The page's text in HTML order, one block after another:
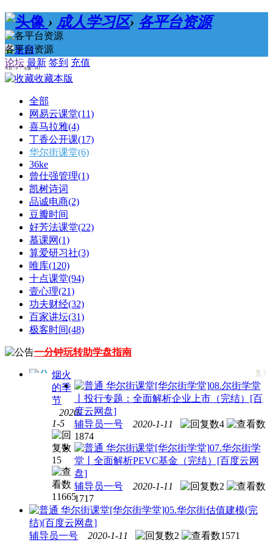
› 成人学习区› 各平台资源
论坛 最新 签到 充值
各平台资源
今日：0 / 主题：411
收藏本版
全部
网易云课堂(11)
喜马拉雅(4)
丁香公开课(17)
华尔街课堂(6)
36ke
曾仕强管理(1)
凯树诗词
品诚电商(2)
豆瓣时间
好芳法课堂(22)
慕课网(1)
算爱研习社(3)
唯库(120)
十点课堂(94)
壹心理(21)
功夫财经(32)
百家讲坛(31)
极客时间(48)
一分钟玩转助学盘指南
[50.79G]
烟火
的季
节
2020-
1-5
15
11665
华尔街课堂[华尔街学堂]08.尔街学堂
丨投行专题：全面解析企业上市（完结）[百
度云网盘]
辅导员一号
2020-1-11
4
1874
华尔街课堂[华尔街学堂]07.华尔街学
堂丨全面解析PEVC基金（完结）[百度云网
盘]
辅导员一号
2020-1-11
2
1717
华尔街课堂[华尔街学堂]05.华尔街估值建模(完
结)[百度云网盘]
辅导员一号
2020-1-11 2 1571